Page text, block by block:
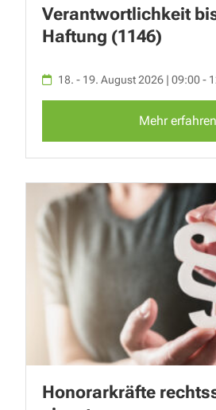
Verantwortlichkeit
Haftung (1146)
18. - 19. August 2026 | 09:00 -
Mehr erfahren
Honorarkräfte